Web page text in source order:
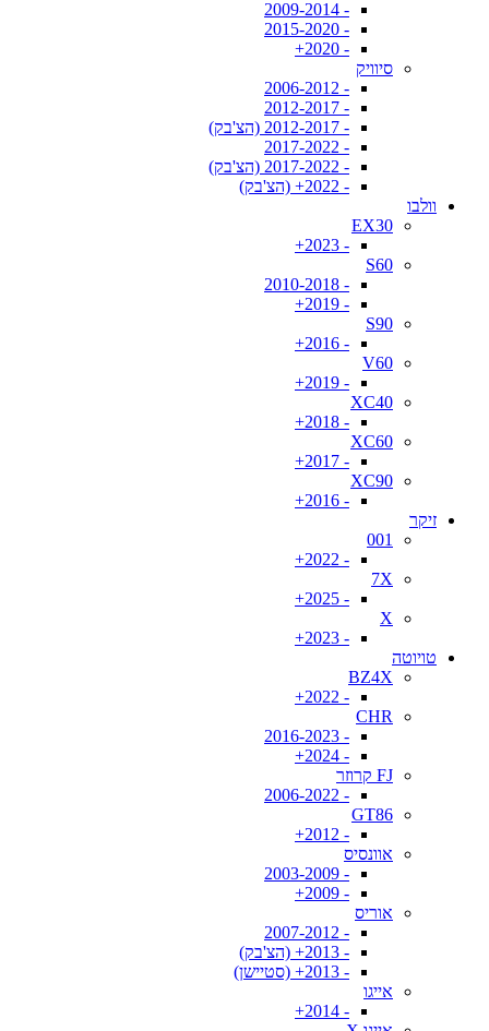
- 2009-2014
- 2015-2020
- 2020+
סיוויק
- 2006-2012
- 2012-2017
- 2012-2017 (הצ'בק)
- 2017-2022
- 2017-2022 (הצ'בק)
- 2022+ (הצ'בק)
וולבו
EX30
- 2023+
S60
- 2010-2018
- 2019+
S90
- 2016+
V60
- 2019+
XC40
- 2018+
XC60
- 2017+
XC90
- 2016+
זיקר
001
- 2022+
7X
- 2025+
X
- 2023+
טויוטה
BZ4X
- 2022+
CHR
- 2016-2023
- 2024+
FJ קרוזר
- 2006-2022
GT86
- 2012+
אוונסיס
- 2003-2009
- 2009+
אוריס
- 2007-2012
- 2013+ (הצ'בק)
- 2013+ (סטיישן)
אייגו
- 2014+